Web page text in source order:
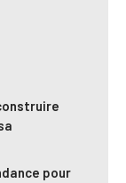
pour